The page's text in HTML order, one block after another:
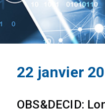
22 janvier
OBS&DECID: